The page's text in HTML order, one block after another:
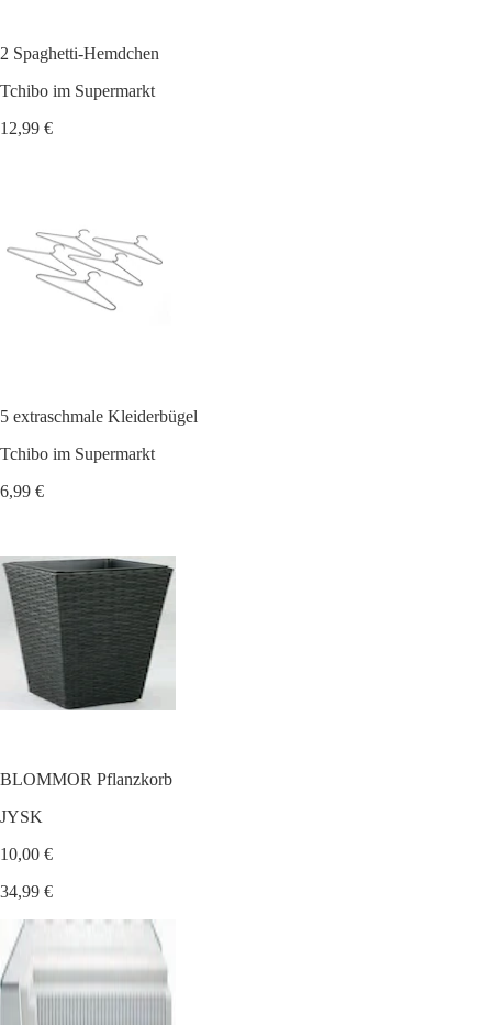
2 Spaghetti-Hemdchen
Tchibo im Supermarkt
12,99 €
5 extraschmale Kleiderbügel
Tchibo im Supermarkt
6,99 €
BLOMMOR Pflanzkorb
JYSK
10,00 €
34,99 €